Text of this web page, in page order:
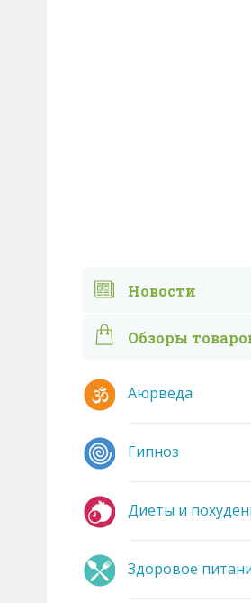
Новости
Обзоры
Аюрведа
Гипноз
Диеты и
Здоровое